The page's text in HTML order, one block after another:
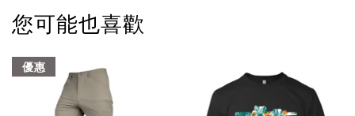
您可能也喜歡
優惠